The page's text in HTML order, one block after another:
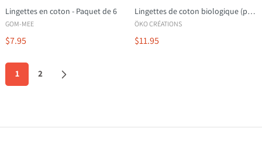
Lingettes en coton - Paquet de 6
GOM-MEE
$7.95
Lingettes de coton biologique (pqt de 4)
ÖKO CRÉATIONS
$11.95
1 2